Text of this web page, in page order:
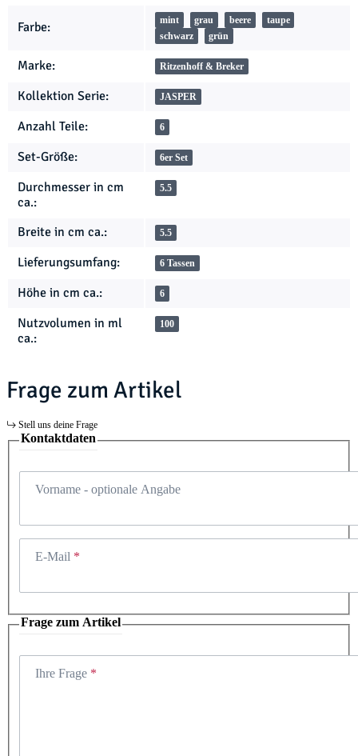
Farbe: mint grau beere
taupe
schwarz
grün
Marke: Ritzenhoff & Breker
Kollektion Serie: JASPER
Anzahl Teile: 6
Set-Größe: 6er Set
Durchmesser in cm
ca.:
5.5
Breite in cm ca.: 5.5
Lieferungsumfang: 6 Tassen
Höhe in cm ca.: 6
Nutzvolumen in ml
ca.:
100
Frage zum Artikel
Stell uns deine Frage
Kontaktdaten
Vorname - optionale Angabe
E-Mail
Frage zum Artikel
Ihre Frage